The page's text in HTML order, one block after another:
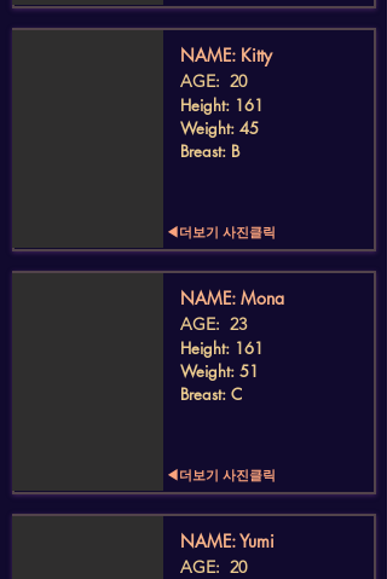
​NAME: Kitty
AGE: 20
Height: 161
Weight: 45
Breast: B
◀더보기 사진클릭
​NAME: Mona
AGE: 23
Height: 161
Weight: 51
Breast: C
◀더보기 사진클릭
​NAME: Yumi
AGE: 20